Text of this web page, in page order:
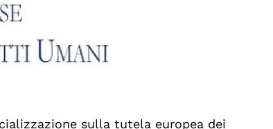
sulla tutela europea dei